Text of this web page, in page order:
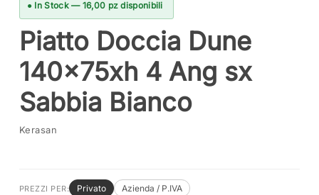
● In Stock — 16,00 pz disponibili
Piatto Doccia Dune
140x75xh 4 Ang sx
Sabbia Bianco
Kerasan
PREZZI PER: Privato Azienda / P.IVA